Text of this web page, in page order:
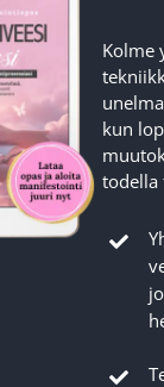
Kolme
kun
todella